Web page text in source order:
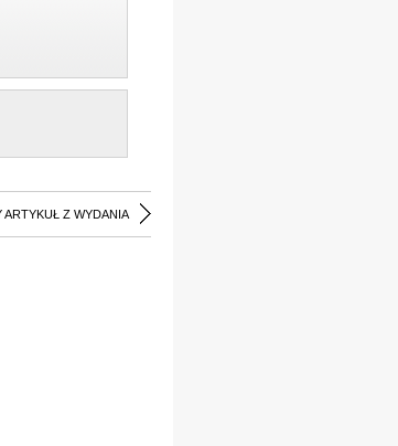
ARTYKUŁ Z WYDANIA